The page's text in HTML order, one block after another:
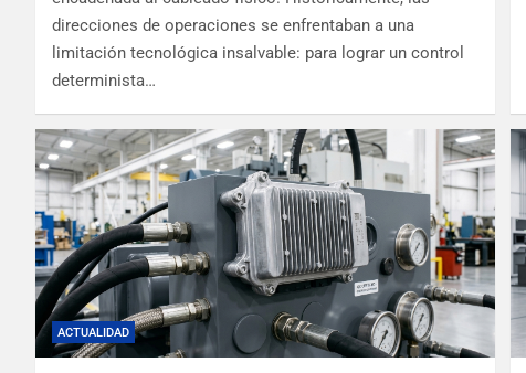
direcciones de operaciones se enfrentaban a una
limitación tecnológica insalvable: para lograr un control
determinista…
ACTUALIDAD